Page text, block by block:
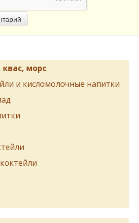
морс
и кисломолочные напитки